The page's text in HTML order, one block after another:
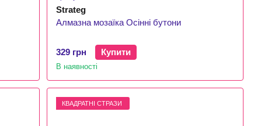
Strateg
Алмазна мозаїка Осінні бутони
329 грн Купити
В наявності
КВАДРАТНІ СТРАЗИ